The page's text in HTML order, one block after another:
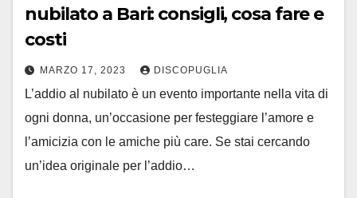
nubilato a Bari: consigli, cosa fare e
costi
MARZO 17, 2023 DISCOPUGLIA
L’addio al nubilato è un evento importante nella vita di
ogni donna, un’occasione per festeggiare l’amore e
l’amicizia con le amiche più care. Se stai cercando
un’idea originale per l’addio…